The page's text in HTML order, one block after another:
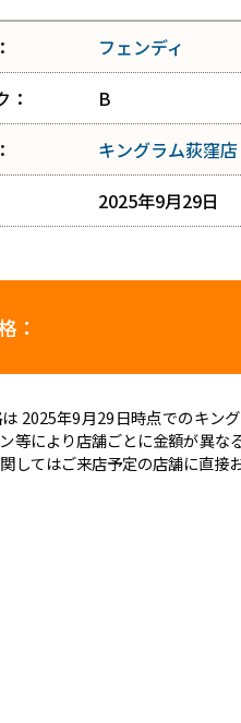
フェンディ
：
B
キングラム荻窪店
2025年9月29日
：
2025年9月29日時点でのキン
等により店舗ごとに金額が異な
してはご来店予定の店舗に直接